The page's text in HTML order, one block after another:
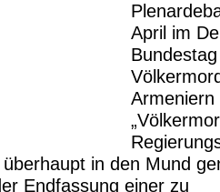
April im
in den Mund
Endfassung einer zu